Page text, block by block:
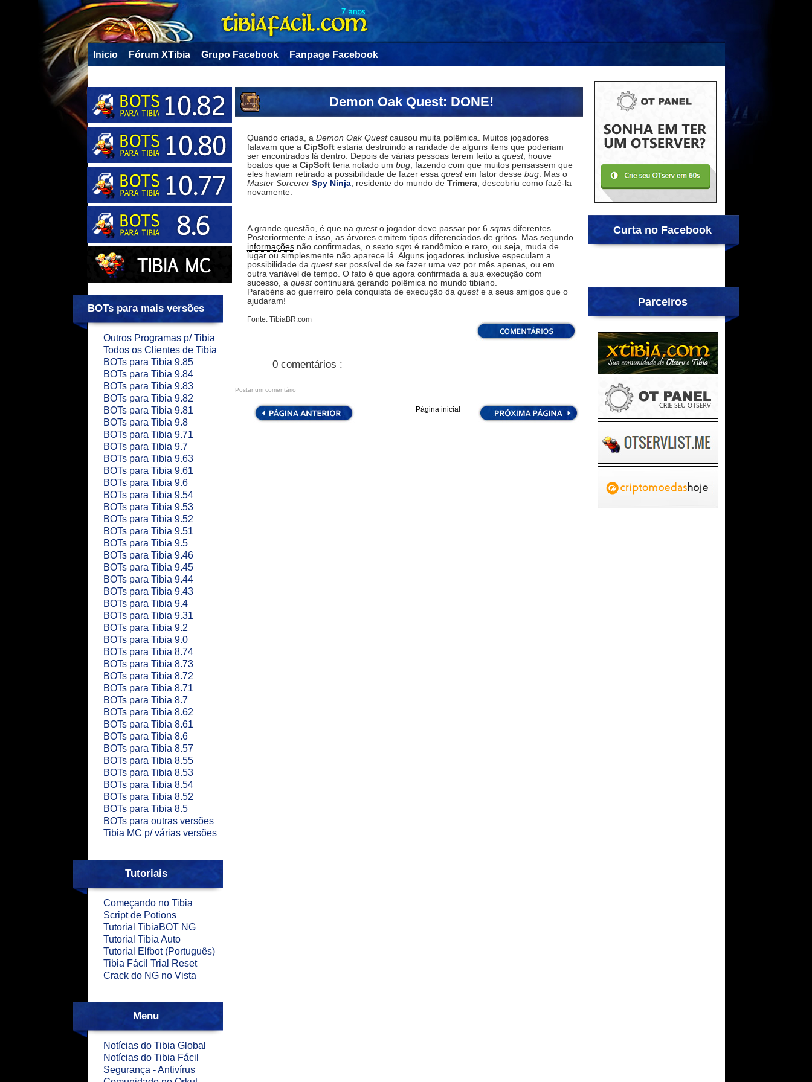
Inicio Fórum XTibia Grupo Facebook Fanpage Facebook
BOTs para mais versões
Outros Programas p/ Tibia
Todos os Clientes de Tibia
BOTs para Tibia 9.85
BOTs para Tibia 9.84
BOTs para Tibia 9.83
BOTs para Tibia 9.82
BOTs para Tibia 9.81
BOTs para Tibia 9.8
BOTs para Tibia 9.71
BOTs para Tibia 9.7
BOTs para Tibia 9.63
BOTs para Tibia 9.61
BOTs para Tibia 9.6
BOTs para Tibia 9.54
BOTs para Tibia 9.53
BOTs para Tibia 9.52
BOTs para Tibia 9.51
BOTs para Tibia 9.5
BOTs para Tibia 9.46
BOTs para Tibia 9.45
BOTs para Tibia 9.44
BOTs para Tibia 9.43
BOTs para Tibia 9.4
BOTs para Tibia 9.31
BOTs para Tibia 9.2
BOTs para Tibia 9.0
BOTs para Tibia 8.74
BOTs para Tibia 8.73
BOTs para Tibia 8.72
BOTs para Tibia 8.71
BOTs para Tibia 8.7
BOTs para Tibia 8.62
BOTs para Tibia 8.61
BOTs para Tibia 8.6
BOTs para Tibia 8.57
BOTs para Tibia 8.55
BOTs para Tibia 8.53
BOTs para Tibia 8.54
BOTs para Tibia 8.52
BOTs para Tibia 8.5
BOTs para outras versões
Tibia MC p/ várias versões
Tutoriais
Começando no Tibia
Script de Potions
Tutorial TibiaBOT NG
Tutorial Tibia Auto
Tutorial Elfbot (Português)
Tibia Fácil Trial Reset
Crack do NG no Vista
Menu
Notícias do Tibia Global
Notícias do Tibia Fácil
Segurança - Antivírus
Demon Oak Quest: DONE!
Quando criada, a Demon Oak Questcausou muita polêmica. Muitos jogadores
falavam que a CipSoftestaria destruindo a raridade de alguns itens que poderiam
ser encontrados lá dentro. Depois de várias pessoas terem feito a quest, houve
boatos que a CipSoftteria notado um bug, fazendo com que muitos pensassem que
eles haviam retirado a possibilidade de fazer essa questem fator desse bug. Mas o
Master Sorcerer Spy Ninja, residente do mundo de Trimera, descobriu como fazê-la
novamente.
A grande questão, é que na questo jogador deve passar por 6 sqmsdiferentes.
Posteriormente a isso, as árvores emitem tipos diferenciados de gritos. Mas segundo
informaçõesnão confirmadas, o sexto sqm é randômico e raro, ou seja, muda de
lugar ou simplesmente não aparece lá. Alguns jogadores inclusive especulam a
possibilidade da questser possível de se fazer uma vez por mês apenas, ou em
outra variável de tempo. O fato é que agora confirmada a sua execução com
sucesso, a questcontinuará gerando polêmica no mundo tibiano.
Parabéns ao guerreiro pela conquista de execução da queste a seus amigos que o
ajudaram!
Fonte: TibiaBR.com
0 comentários :
Postar um comentário
Página inicial
Curta no Facebook
Parceiros